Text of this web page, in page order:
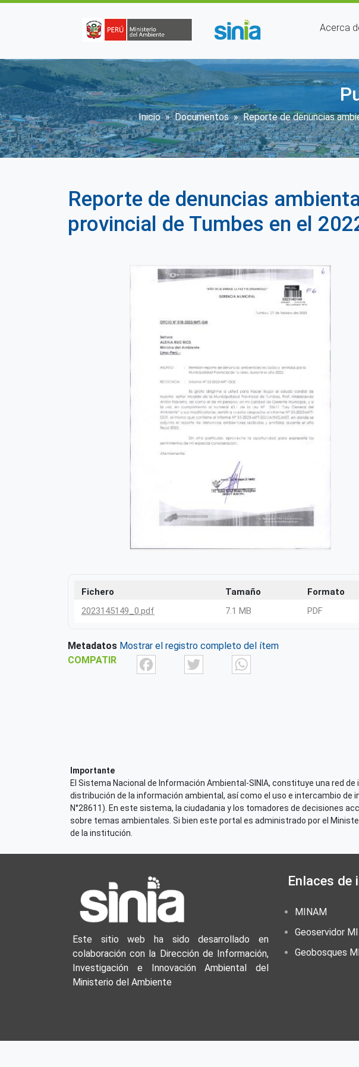
Acerca
Sobrescribir enlaces de
Inicio Documentos Reporte de denuncias
Reporte de denuncias
provincial de Tumbes en el
Fichero Tamaño
Formato
2023145149_0.pdf
7.1 MB PDF
Metadatos Mostrar el registro completo del ítem
COMPATIR
FacebookTwitter
Importante
El Sistema Nacional de Información Ambiental-SINIA, constituye una red
distribución de la información ambiental, así como el uso e intercambio de
N°28611). En este sistema, la ciudadania y los tomadores de decisiones
sobre temas ambientales. Si bien este portal es administrado por el
de la institución.
Este sitio web ha sido desarrollado en
colaboración con la Dirección de Información,
Investigación e Innovación Ambiental del
Ministerio del Ambiente
Enlaces de
MINAM
Geoservidor
Geobosques